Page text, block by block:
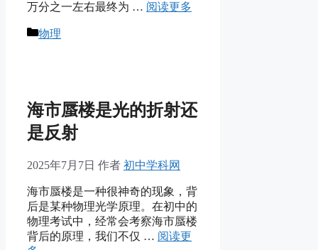
万分之一左右最终为 … 阅读更多
分
物理
海市蜃楼是光的折射还
是反射
2025年7月7日 作者 初中学科网
海市蜃楼是一种很神奇的现象，背
后是某种物理光学原理。在初中的
物理考试中，经常会考察海市蜃楼
背后的原理，我们不仅 … 阅读更